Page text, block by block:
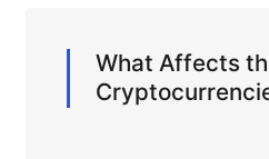
What Affects